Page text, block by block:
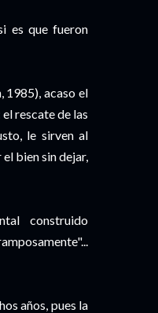
es que fueron
1985), acaso el
rescate de las
le sirven al
bien sin dejar,
construido
años, pues la